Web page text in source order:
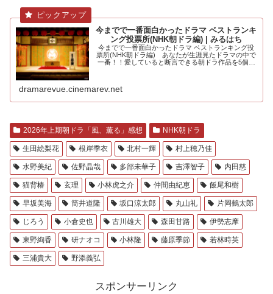
今までで一番面白かったドラマ ベストランキ
ング投票所(NHK朝ドラ編) | みるはち
今までで一番面白かったドラマ ベストランキング投
票所(NHK朝ドラ編) あなたが生涯見たドラマの中で
一番！！愛していると断言できる朝ドラ作品を5個選
dramarevue.cinemarev.net
2026年上期朝ドラ「風、薫る」感想 NHK朝ドラ
生田絵梨花 根岸季衣 北村一輝 村上穂乃佳
水野美紀 佐野晶哉 多部未華子 吉澤智子 内田慈
猫背椿 玄理 小林虎之介 仲間由紀恵 飯尾和樹
早坂美海 筒井道隆 坂口涼太郎 丸山礼 片岡鶴太郎
じろう 小倉史也 古川雄大 森田甘路 伊勢志摩
東野絢香 研ナオコ 小林隆 藤原季節 若林時英
三浦貴大 野添義弘
スポンサーリンク